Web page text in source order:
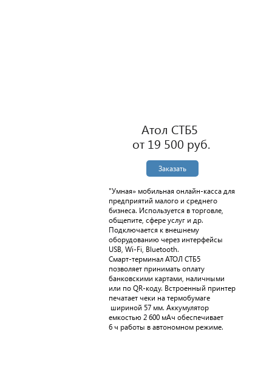
"Умная» мобильная онлайн-касса для
предприятий малого и среднего
бизнеса. Используется в торговле,
общепите, сфере услуг и др.
Подключается к внешнему
оборудованию через интерфейсы
USB, Wi-Fi, Bluetooth.
Смарт-терминал АТОЛ СТБ5
позволяет принимать оплату
банковскими картами, наличными
или по QR-коду. Встроенный принтер
печатает чеки на термобумаге
шириной 57 мм. Аккумулятор
емкостью 2 600 мАч обеспечивает
6 ч работы в автономном режиме.
Заказать
Атол СТБ5
от 19 500 руб.